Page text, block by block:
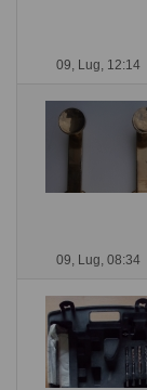
09, Lug, 12:14
09, Lug, 08:34